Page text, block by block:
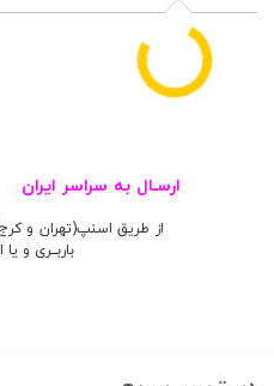
ارسـال به سراسر ایران
از طریق اسنپ(تهران و
باربــری و